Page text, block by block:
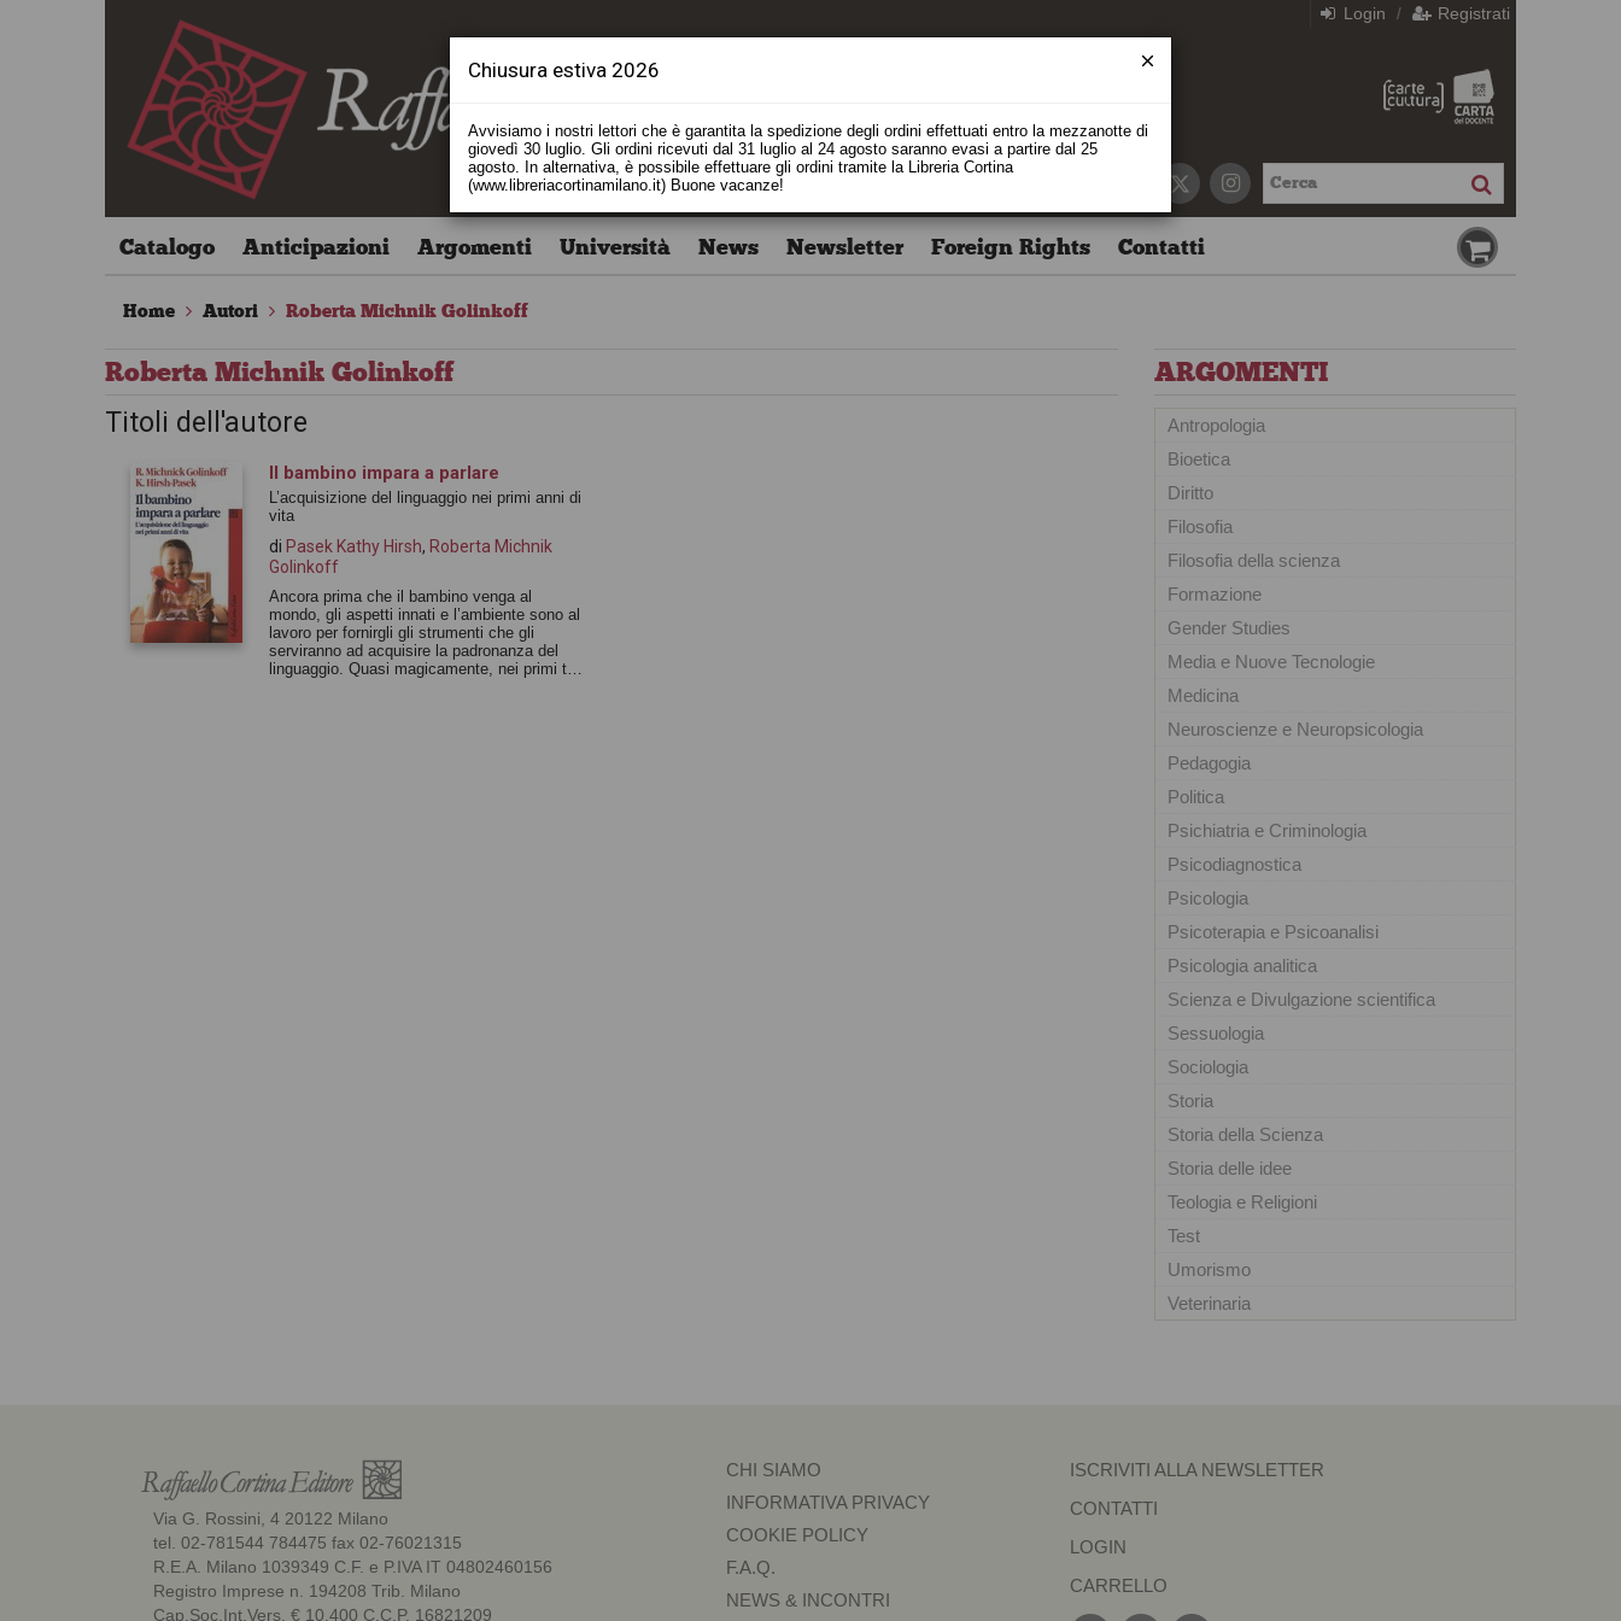
Login / Registrati
Catalogo Anticipazioni Argomenti Università News Newsletter Foreign Rights Contatti
Home Autori Roberta Michnik Golinkoff
Roberta Michnik Golinkoff
Titoli dell'autore
Il bambino impara a parlare
L’acquisizione del linguaggio nei primi anni di
vita
di Pasek Kathy Hirsh, Roberta Michnik
Golinkoff
Ancora prima che il bambino venga al
mondo, gli aspetti innati e l’ambiente sono al
lavoro per fornirgli gli strumenti che gli
serviranno ad acquisire la padronanza del
linguaggio. Quasi magicamente, nei primi tre
ARGOMENTI
Antropologia
Bioetica
Diritto
Filosofia
Filosofia della scienza
Formazione
Gender Studies
Media e Nuove Tecnologie
Medicina
Neuroscienze e Neuropsicologia
Pedagogia
Politica
Psichiatria e Criminologia
Psicodiagnostica
Psicologia
Psicoterapia e Psicoanalisi
Psicologia analitica
Scienza e Divulgazione scientifica
Sessuologia
Sociologia
Storia
Storia della Scienza
Storia delle idee
Teologia e Religioni
Test
Umorismo
Veterinaria
Via G. Rossini, 4 20122 Milano
tel. 02-781544 784475 fax 02-76021315
R.E.A. Milano 1039349 C.F. e P.IVA IT 04802460156
Registro Imprese n. 194208 Trib. Milano
Cap.Soc.Int.Vers. € 10.400 C.C.P. 16821209
CHI SIAMO
INFORMATIVA PRIVACY
COOKIE POLICY
F.A.Q.
NEWS & INCONTRI
ISCRIVITI ALLA NEWSLETTER
CONTATTI
LOGIN
CARRELLO
Chiusura estiva 2026
Avvisiamo i nostri lettori che è garantita la spedizione degli ordini effettuati entro la mezzanotte di
giovedì 30 luglio. Gli ordini ricevuti dal 31 luglio al 24 agosto saranno evasi a partire dal 25
agosto. In alternativa, è possibile effettuare gli ordini tramite la Libreria Cortina
(www.libreriacortinamilano.it) Buone vacanze!